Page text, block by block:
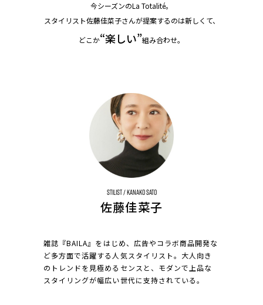
今シーズンのLa Totalité。
スタイリスト佐藤佳菜子さんが提案するのは新しくて、
どこか“楽しい”組み合わせ。
Stilist / Kanako Sato
佐藤佳菜子
雑誌『BAILA』をはじめ、広告やコラボ商品開発な
ど多方面で活躍する人気スタイリスト。大人向き
のトレンドを見極めるセンスと、モダンで上品な
スタイリングが幅広い世代に支持されている。